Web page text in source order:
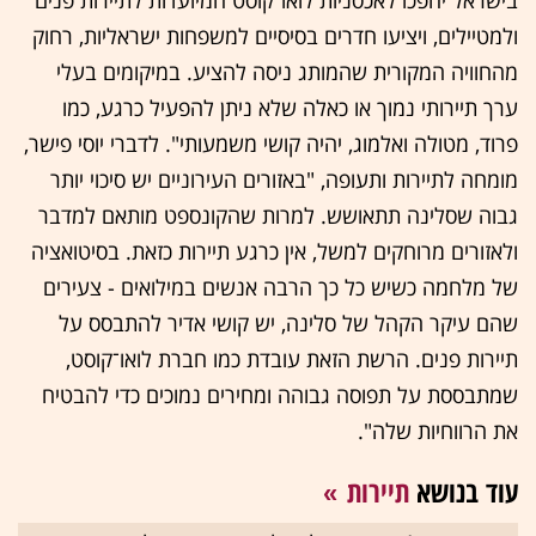
ולמטיילים, ויציעו חדרים בסיסיים למשפחות ישראליות, רחוק
מהחוויה המקורית שהמותג ניסה להציע. במיקומים בעלי
ערך תיירותי נמוך או כאלה שלא ניתן להפעיל כרגע, כמו
פרוד, מטולה ואלמוג, יהיה קושי משמעותי". לדברי יוסי פישר,
מומחה לתיירות ותעופה, "באזורים העירוניים יש סיכוי יותר
גבוה שסלינה תתאושש. למרות שהקונספט מותאם למדבר
ולאזורים מרוחקים למשל, אין כרגע תיירות כזאת. בסיטואציה
של מלחמה כשיש כל כך הרבה אנשים במילואים - צעירים
שהם עיקר הקהל של סלינה, יש קושי אדיר להתבסס על
תיירות פנים. הרשת הזאת עובדת כמו חברת לואו־קוסט,
שמתבססת על תפוסה גבוהה ומחירים נמוכים כדי להבטיח
את הרווחיות שלה".
עוד בנושא תיירות